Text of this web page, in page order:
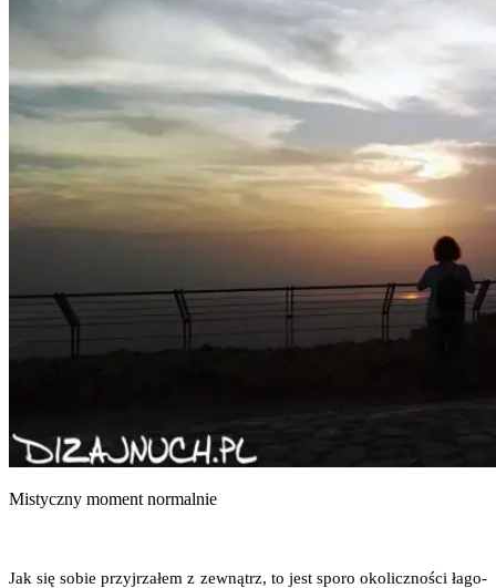
Mistycz­ny moment normalnie
Jak się sobie przyj­rza­łem z zewnątrz, to jest spo­ro oko­licz­no­ści łago­